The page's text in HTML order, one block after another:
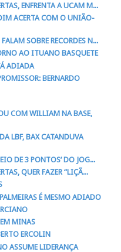
ENFRENTA A UCAM M...
ACERTA COM O UNIÃO-
SOBRE RECORDES N...
AO ITUANO BASQUETE
ADIADA
BERNARDO
COM WILLIAM NA BASE,
LBF, BAX CATANDUVA
DE 3 PONTOS’ DO JOG...
QUER FAZER “LIÇÃ...
É MESMO ADIADO
MINAS
ERCOLIN
ASSUME LIDERANÇA